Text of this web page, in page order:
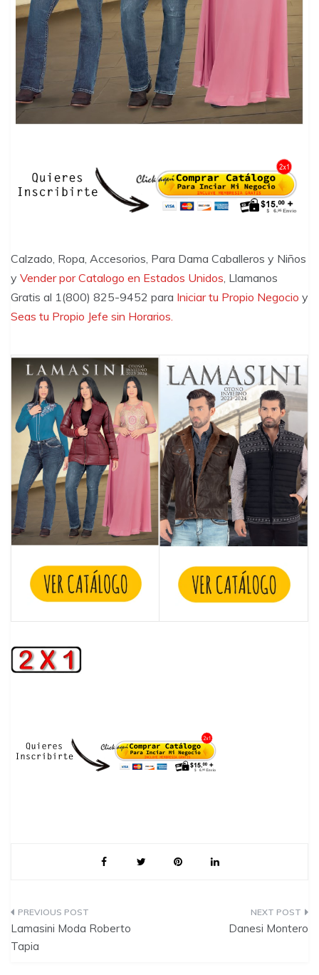
Calzado, Ropa, Accesorios, Para Dama Caballeros y Niños
y Vender por Catalogo en Estados Unidos, Llamanos
Gratis al 1(800) 825-9452 para Iniciar tu Propio Negocio y
Seas tu Propio Jefe sin Horarios.
P
o
Lamasini Moda Roberto
Tapia
Danesi Montero